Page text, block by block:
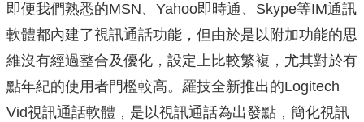
即便我們熟悉的MSN、Yahoo即時通、Skype等IM通訊
軟體都內建了視訊通話功能，但由於是以附加功能的思
維沒有經過整合及優化，設定上比較繁複，尤其對於有
點年紀的使用者門檻較高。羅技全新推出的Logitech
Vid視訊通話軟體，是以視訊通話為出發點，簡化視訊